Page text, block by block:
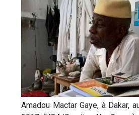
Amadou Mactar Gaye, à Dakar,